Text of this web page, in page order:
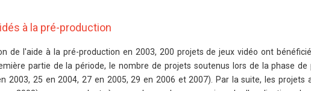
à la pré-production
de l'aide à la pré-production en 2003, 200 projets de jeux vidéo ont
partie de la période, le nombre de projets soutenus lors de la phase
2003, 25 en 2004, 27 en 2005, 29 en 2006 et 2007). Par la suite, les projets